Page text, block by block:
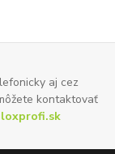
aj cez
kontaktovať